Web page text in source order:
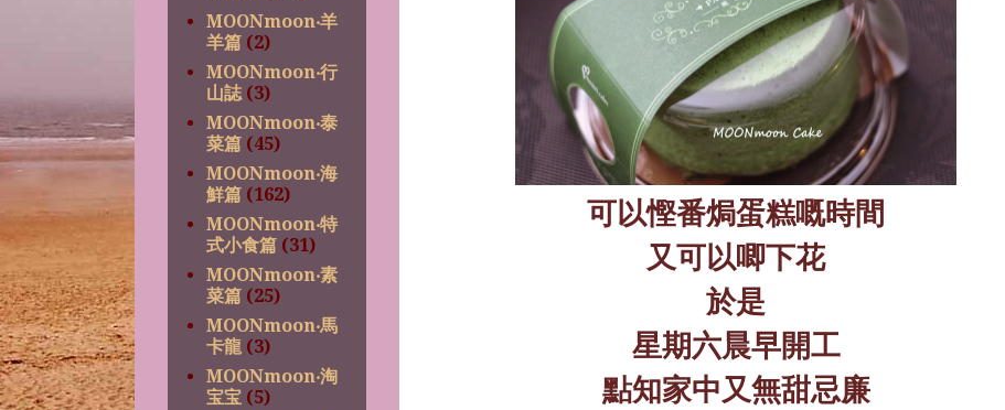
可以慳番焗蛋糕嘅時間
又可以唧下花
於是
星期六晨早開工
點知家中又無甜忌廉
MOONmoon‧羊
羊篇 (2)
MOONmoon‧行
山誌 (3)
MOONmoon‧泰
菜篇 (45)
MOONmoon‧海
鮮篇 (162)
MOONmoon‧特
式小食篇 (31)
MOONmoon‧素
菜篇 (25)
MOONmoon‧馬
卡龍 (3)
MOONmoon‧淘
宝宝 (5)